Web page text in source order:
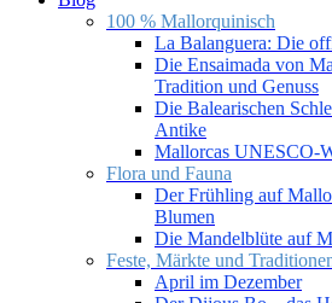
100 % Mallorquinisch
La Balanguera: Die
Die Ensaimada von
Tradition und Genuss
Die Balearischen
Antike
Mallorcas UNESCO-
Flora und Fauna
Der Frühling auf
Blumen
Die Mandelblüte auf
Feste, Märkte und
April im Dezember